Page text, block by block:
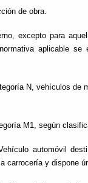
de obra.
excepto para
aplicable
N, vehículos de
M1, según
automóvil
carrocería y dispone